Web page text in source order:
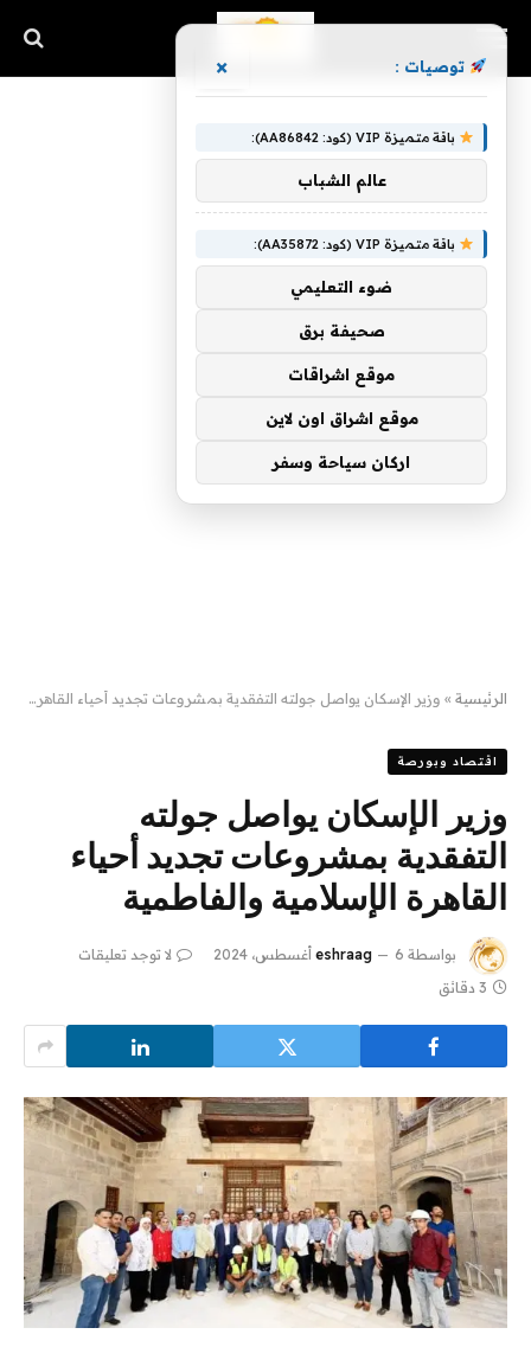
الرئيسية » وزير الإسكان يواصل جولته التفقدية بمشروعات تجديد أحياء القاهرة الإسلامية والفاطمية
اقتصاد وبورصة
وزير الإسكان يواصل جولته
التفقدية بمشروعات تجديد أحياء
القاهرة الإسلامية والفاطمية
بواسطة eshraag 6 أغسطس، 2024
لا توجد تعليقات
3 دقائق
توصيات : ×
باقة متميزة VIP (كود: AA86842):
عالم الشباب
باقة متميزة VIP (كود: AA35872):
ضوء التعليمي
صحيفة برق
موقع اشراقات
موقع اشراق اون لاين
اركان سياحة وسفر